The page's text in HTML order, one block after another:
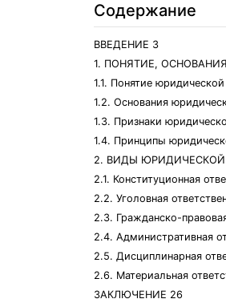
Содержание
ВВЕДЕНИЕ 3
1. ПОНЯТИЕ,
1.1. Понятие
1.2. Основания
1.3. Признаки
1.4. Принципы
2. ВИДЫ ЮРИДИЧЕСКОЙ
2.1. Конституционная
2.2. Уголовная
2.3. Гражданско-
2.4. Административная
2.5. Дисциплинарная
2.6. Материальная
ЗАКЛЮЧЕНИЕ 26